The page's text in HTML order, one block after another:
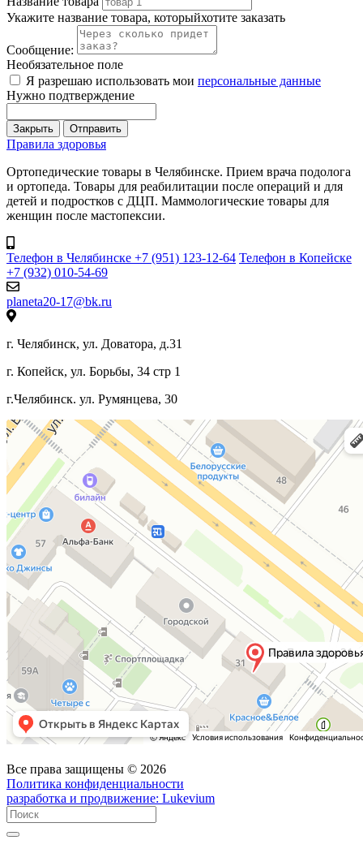
Укажите название товара, которыйхотите заказать
Сообщение:
Необязательное поле
Я разрешаю использовать мои персональные данные
Нужно подтверждение
Закрыть Отправить
Правила здоровья
Ортопедические товары в Челябинске. Прием врача подолога
и ортопеда. Товары для реабилитации после операций и для
детей и подростков с ДЦП. Маммологические товары для
женщин после мастопексии.
Телефон в Челябинске +7 (951) 123-12-64 Телефон в Копейске
+7 (932) 010-54-69
planeta20-17@bk.ru
г. Челябинск, ул. Доватора, д.31
г. Копейск, ул. Борьбы, 34 стр 1
г.Челябинск. ул. Румянцева, 30
Все права защищены © 2026
Политика конфиденциальности
разработка и продвижение: Lukevium